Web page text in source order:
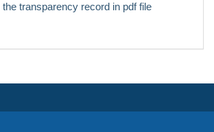
the transparency record in pdf file